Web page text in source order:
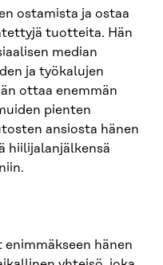
ostamista ja ostaa
tuotteita. Hän
median
ja työkalujen
ottaa enemmän
pienten
ansiosta hänen
hiilijalanjälkensä
hänen